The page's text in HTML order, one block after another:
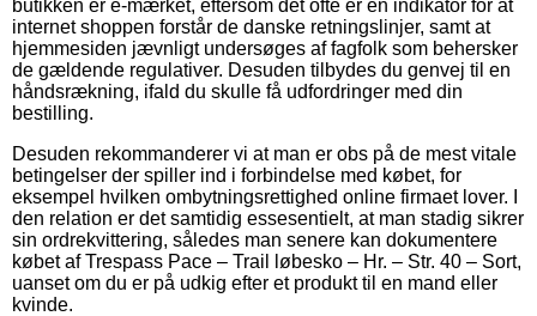
butikken er e-mærket, eftersom det ofte er en indikator for at
internet shoppen forstår de danske retningslinjer, samt at
hjemmesiden jævnligt undersøges af fagfolk som behersker
de gældende regulativer. Desuden tilbydes du genvej til en
håndsrækning, ifald du skulle få udfordringer med din
bestilling.
Desuden rekommanderer vi at man er obs på de mest vitale
betingelser der spiller ind i forbindelse med købet, for
eksempel hvilken ombytningsrettighed online firmaet lover. I
den relation er det samtidig essesentielt, at man stadig sikrer
sin ordrekvittering, således man senere kan dokumentere
købet af Trespass Pace – Trail løbesko – Hr. – Str. 40 – Sort,
uanset om du er på udkig efter et produkt til en mand eller
kvinde.